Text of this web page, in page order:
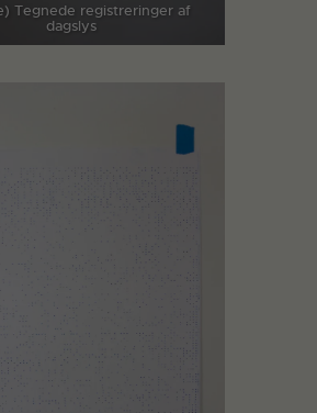
Tegnede registreringer af
dagslys